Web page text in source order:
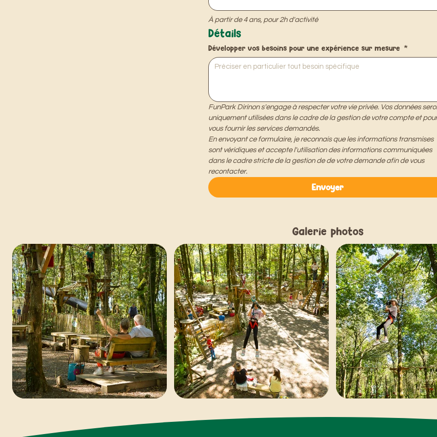
À partir de 4 ans, pour 2h d'activité
Détails
Développer vos besoins pour une expérience sur mesure *
FunPark Dirinon s'engage à respecter votre vie privée. Vos données
uniquement utilisées dans le cadre de la gestion de votre compte et pour
vous fournir les services demandés.
En envoyant ce formulaire, je reconnais que les informations transmises
sont véridiques et accepte l'utilisation des informations communiquées
dans le cadre stricte de la gestion de de votre demande afin de vous
recontacter.
Envoyer
Galerie photos